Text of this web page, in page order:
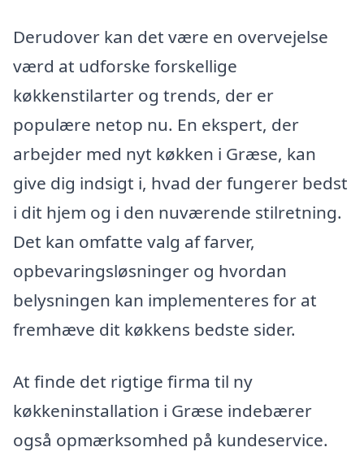
Derudover kan det være en overvejelse
værd at udforske forskellige
køkkenstilarter og trends, der er
populære netop nu. En ekspert, der
arbejder med nyt køkken i Græse, kan
give dig indsigt i, hvad der fungerer bedst
i dit hjem og i den nuværende stilretning.
Det kan omfatte valg af farver,
opbevaringsløsninger og hvordan
belysningen kan implementeres for at
fremhæve dit køkkens bedste sider.
At finde det rigtige firma til ny
køkkeninstallation i Græse indebærer
også opmærksomhed på kundeservice.